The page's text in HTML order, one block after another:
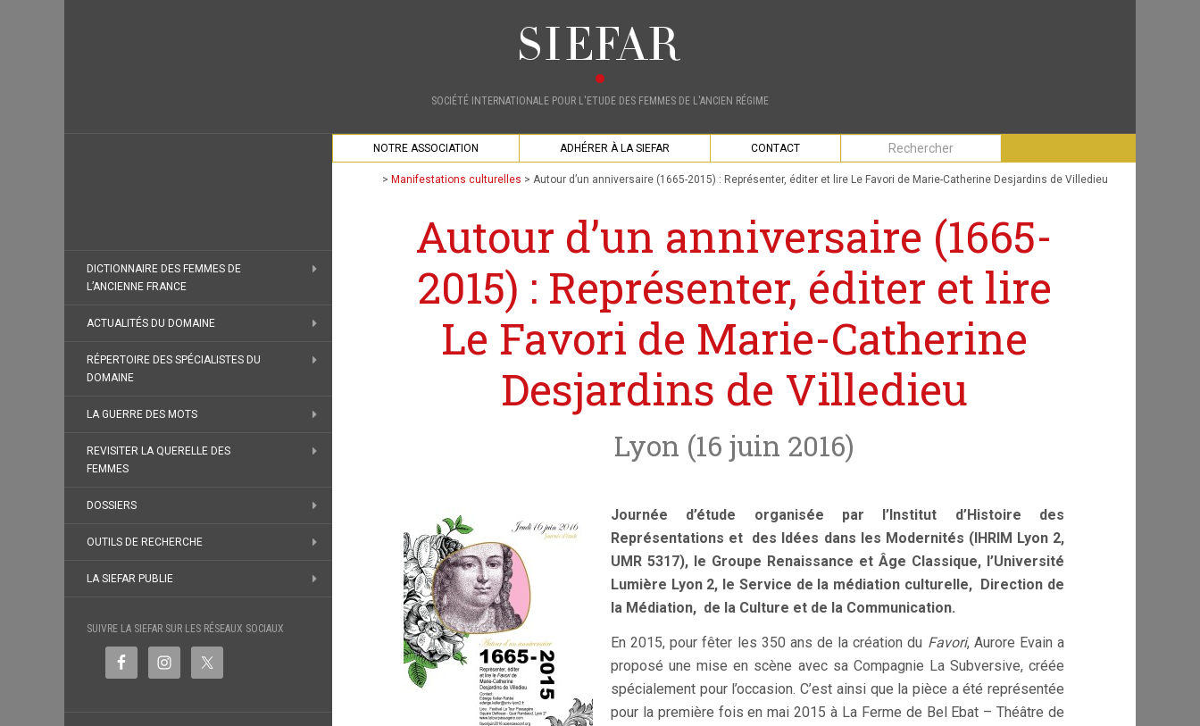
SOCIÉTÉ INTERNATIONALE POUR L'ETUDE DES FEMMES DE L'ANCIEN RÉGIME
DICTIONNAIRE DES FEMMES DE
L’ANCIENNE FRANCE
ACTUALITÉS DU DOMAINE
RÉPERTOIRE DES SPÉCIALISTES DU
DOMAINE
LA GUERRE DES MOTS
REVISITER LA QUERELLE DES
FEMMES
DOSSIERS
OUTILS DE RECHERCHE
LA SIEFAR PUBLIE
SUIVRE LA SIEFAR SUR LES RÉSEAUX SOCIAUX
NOTRE ASSOCIATION ADHÉRER À LA SIEFAR CONTACT
> Manifestations culturelles > Autour d’un anniversaire (1665-2015) : Représenter, éditer et lire Le Favori de Marie-Catherine Desjardins de Villedieu
Autour d’un anniversaire (1665-
2015) : Représenter, éditer et lire
Le Favori de Marie-Catherine
Desjardins de Villedieu
Lyon (16 juin 2016)
Journée d’étude organisée par l’Institut d’Histoire des
Représentations et des Idées dans les Modernités (IHRIM Lyon 2,
UMR 5317), le Groupe Renaissance et Âge Classique, l’Université
Lumière Lyon 2, le Service de la médiation culturelle, Direction de
la Médiation, de la Culture et de la Communication.
En 2015, pour fêter les 350 ans de la création du Favori, Aurore Evain a
proposé une mise en scène avec sa Compagnie La Subversive, créée
spécialement pour l’occasion. C’est ainsi que la pièce a été représentée
pour la première fois en mai 2015 à La Ferme de Bel Ebat – Théâtre de